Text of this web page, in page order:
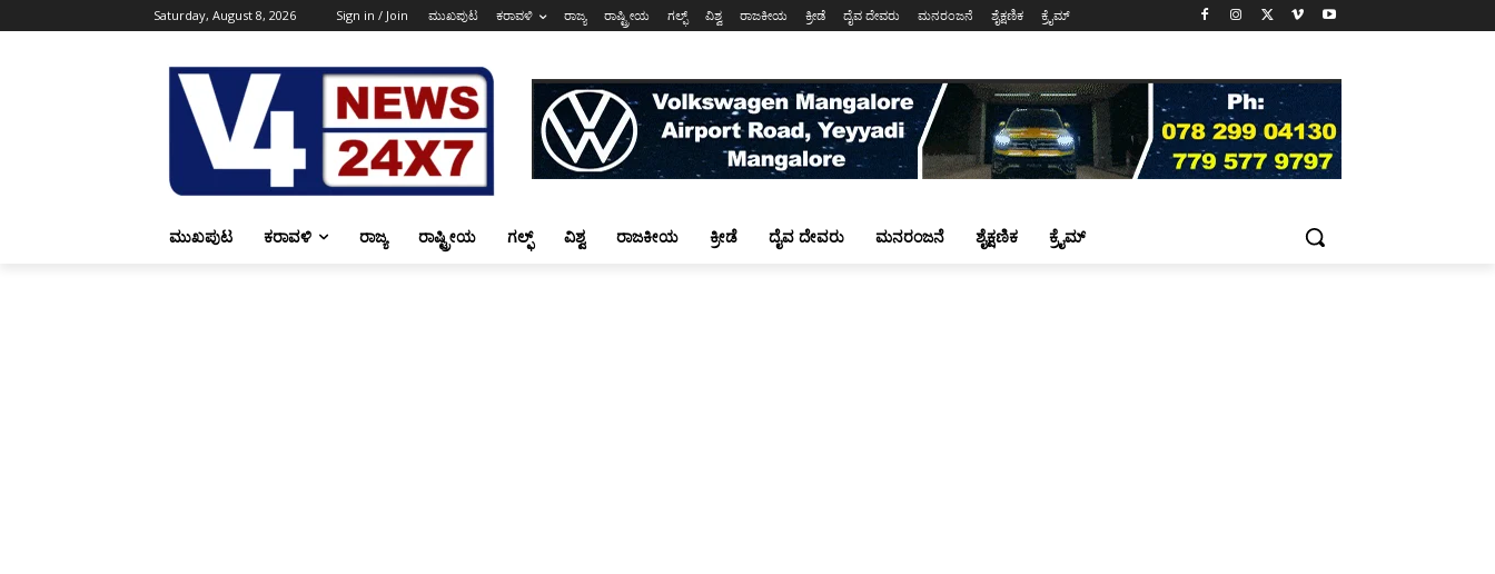
Saturday, August 8, 2026 Sign in / Join ಮುಖಪುಟ ಕರಾವಳಿ ರಾಜ್ಯ ರಾಷ್ಟ್ರೀಯ ಗಲ್ಫ್ ವಿಶ್ವ ರಾಜಕೀಯ ಕ್ರೀಡೆ ದೈವ ದೇವರು ಮನರಂಜನೆ ಶೈಕ್ಷಣಿಕ ಕ್ರೈಮ್
ಮುಖಪುಟ ಕರಾವಳಿ ರಾಜ್ಯ ರಾಷ್ಟ್ರೀಯ ಗಲ್ಫ್ ವಿಶ್ವ ರಾಜಕೀಯ ಕ್ರೀಡೆ ದೈವ ದೇವರು ಮನರಂಜನೆ ಶೈಕ್ಷಣಿಕ ಕ್ರೈಮ್